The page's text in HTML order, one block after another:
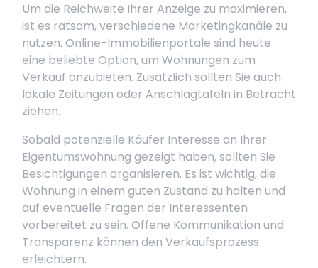
Um die Reichweite Ihrer Anzeige zu maximieren,
ist es ratsam, verschiedene Marketingkanäle zu
nutzen. Online-Immobilienportale sind heute
eine beliebte Option, um Wohnungen zum
Verkauf anzubieten. Zusätzlich sollten Sie auch
lokale Zeitungen oder Anschlagtafeln in Betracht
ziehen.
Sobald potenzielle Käufer Interesse an Ihrer
Eigentumswohnung gezeigt haben, sollten Sie
Besichtigungen organisieren. Es ist wichtig, die
Wohnung in einem guten Zustand zu halten und
auf eventuelle Fragen der Interessenten
vorbereitet zu sein. Offene Kommunikation und
Transparenz können den Verkaufsprozess
erleichtern.